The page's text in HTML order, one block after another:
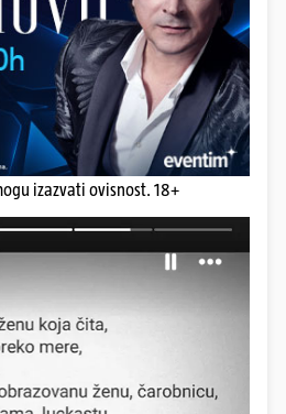
izazvati ovisnost. 18+